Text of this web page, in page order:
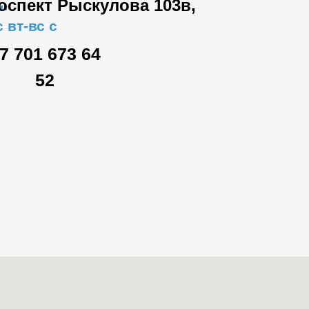
Рыскулова 103в,
вс с
701 673 64
52